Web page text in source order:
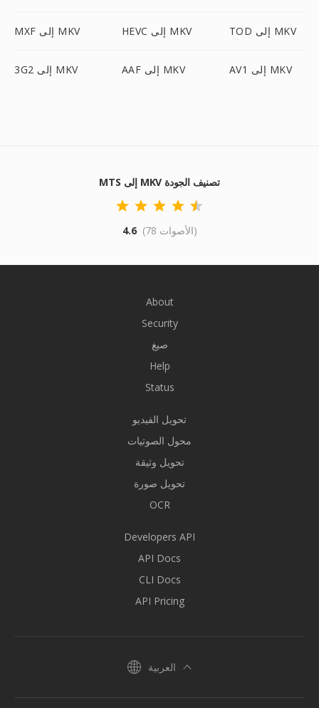
MXF إلى MKV HEVC إلى MKV TOD إلى MKV
3G2 إلى MKV AAF إلى MKV AV1 إلى MKV
MTS إلى MKV تصنيف الجودة
4.6 (78 الأصوات)
About
Security
صيغ
Help
Status
تحويل الفيديو
محول الصوتيات
تحويل وثيقة
تحويل صورة
OCR
Developers API
API Docs
CLI Docs
API Pricing
العربية